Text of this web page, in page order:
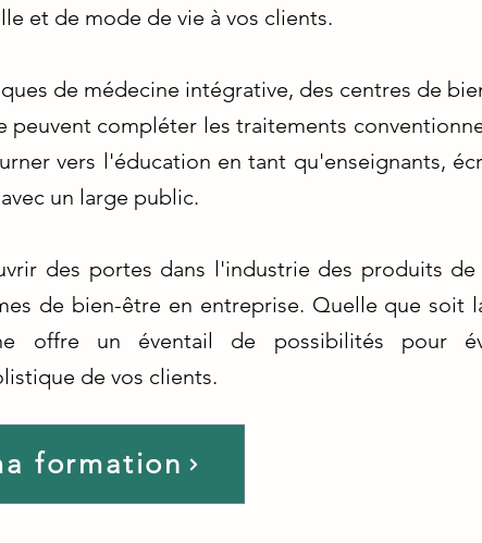
et de mode de vie à vos clients.
de médecine intégrative, des centres de
compléter les traitements
vers l'éducation en tant qu'enseignants,
un large public.
des portes dans l'industrie des produits de
de bien-être en entreprise. Quelle que soit
offre un éventail de possibilités pour
de vos clients.
formation